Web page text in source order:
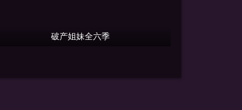
破产姐妹全六季